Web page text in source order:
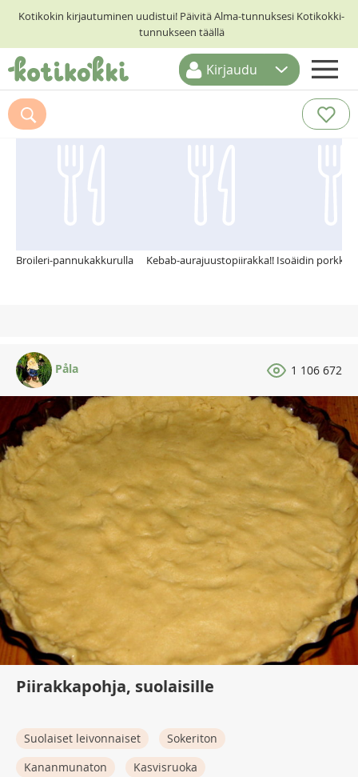
Kotikokin kirjautuminen uudistui! Päivitä Alma-tunnuksesi Kotikokki-
tunnukseen täällä
ETUSIVU
RESEPTIHAKU
Kirjaudu
Suosittelemme myös
Broileri-pannukakkurulla Kebab-aurajuustopiirakka!! Isoäidin
Påla 1 106 672
Piirakkapohja, suolaisille
Suolaiset leivonnaiset
Sokeriton
Kananmunaton
Kasvisruoka